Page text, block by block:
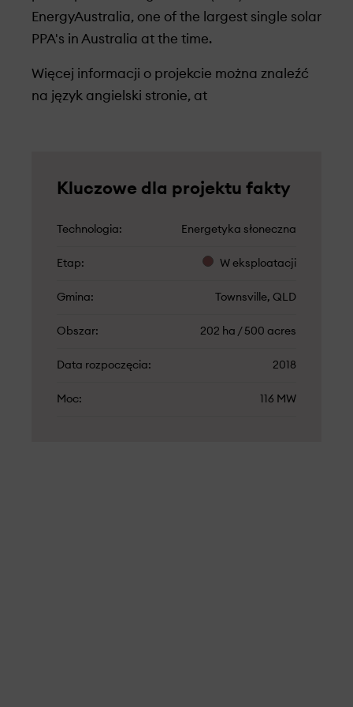
EnergyAustralia, one of the largest single solar
PPA's in Australia at the time.
Więcej informacji o projekcie można znaleźć
na język angielski stronie, at
Kluczowe dla projektu fakty
Technologia Energetyka słoneczna
Etap W eksploatacji
Gmina Townsville, QLD
Obszar 202 ha / 500 acres
Data rozpoczęcia 2018
Moc 116 MW